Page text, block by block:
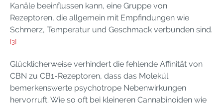
Kanäle beeinflussen kann, eine Gruppe von
Rezeptoren, die allgemein mit Empfindungen wie
Schmerz, Temperatur und Geschmack verbunden sind.
[3]
Glücklicherweise verhindert die fehlende Affinität von
CBN zu CB1-Rezeptoren, dass das Molekül
bemerkenswerte psychotrope Nebenwirkungen
hervorruft. Wie so oft bei kleineren Cannabinoiden wie